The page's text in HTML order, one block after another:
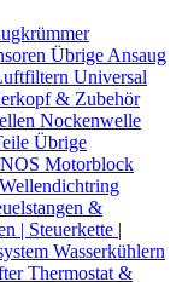
Übrige Ansaug
Universal
& Zubehör
Nockenwelle
Übrige
Motorblock
&
| Steuerkette |
Wasserkühlern
Thermostat &